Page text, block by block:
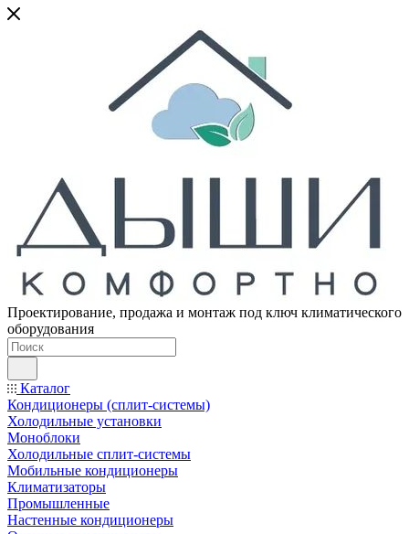
Проектирование, продажа и монтаж под ключ климатического
оборудования
Каталог
Кондиционеры (сплит-системы)
Холодильные установки
Моноблоки
Холодильные сплит-системы
Мобильные кондиционеры
Климатизаторы
Промышленные
Настенные кондиционеры